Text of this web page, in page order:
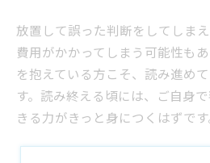
放置して誤った判断をしてしま
費用がかかってしまう可能性も
を抱えている方こそ、読み進め
す。読み終える頃には、ご自身
きる力がきっと身につくはずです